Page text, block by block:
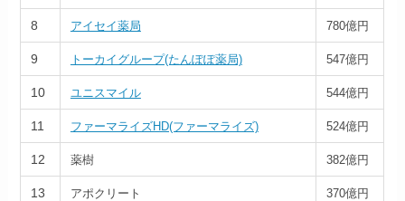
8 アイセイ薬局 780億円
9 トーカイグループ(たんぽぽ薬局) 547億円
10 ユニスマイル 544億円
11 ファーマライズHD(ファーマライズ) 524億円
12 薬樹 382億円
13 アポクリート 370億円